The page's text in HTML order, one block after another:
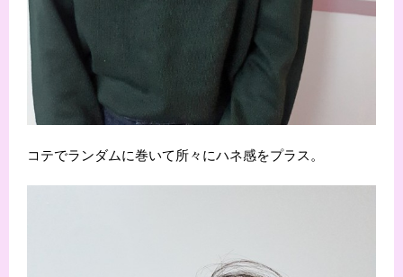
コテでランダムに巻いて所々にハネ感をプラス。